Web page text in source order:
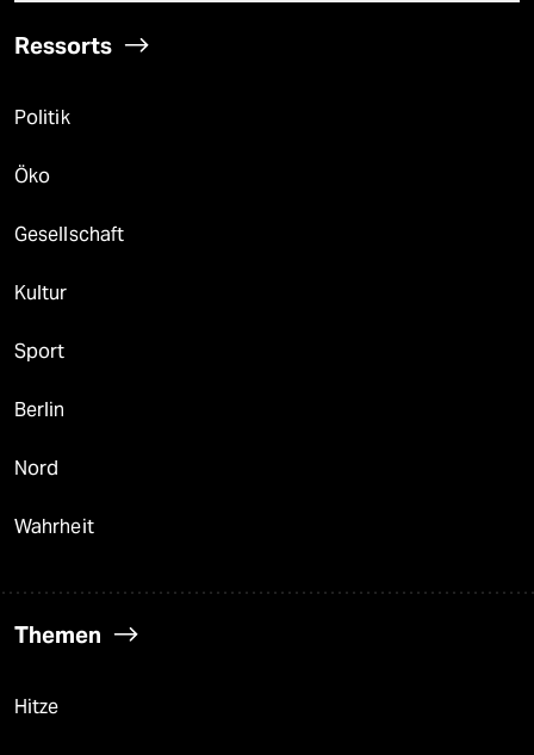
Ressorts
Politik
Öko
Gesellschaft
Kultur
Sport
Berlin
Nord
Wahrheit
Themen
Hitze